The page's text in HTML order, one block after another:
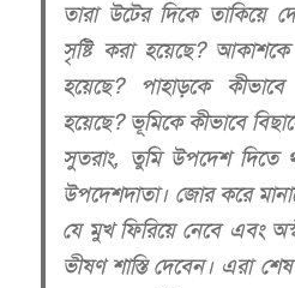
তারা উটের দিকে তাকিয়ে
সৃষ্টি করা হয়েছে?
হয়েছে? পাহাড়কে
হয়েছে? ভূমিকে কীভাবে
সুতরাং, তুমি উপদেশ
উপদেশদাতা। জোর করে
যে মুখ ফিরিয়ে নেবে এবং
ভীষণ শাস্তি দেবেন। এরা